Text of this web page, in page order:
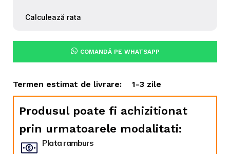
COMANDĂ PE WHATSAPP
Termen estimat de livrare: 1-3 zile
Produsul poate fi achizitionat
prin urmatoarele modalitati:
Plata ramburs